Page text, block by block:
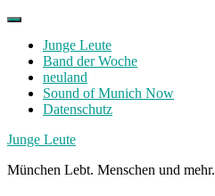
Skip
contentJunge Leute
Band der Woche
neuland
Sound of Munich Now
Datenschutz
Facebook
Twitter
Instagram
Junge Leute
München Lebt. Menschen und mehr.